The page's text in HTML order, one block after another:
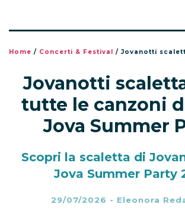
Home / Concerti & Festival / Jovanotti scaletta 2026: tutte le
Jovanotti
tutte le canzoni
Jova Summer
Scopri la scaletta di
Jova Summer Party
29/07/2026 - Eleonora